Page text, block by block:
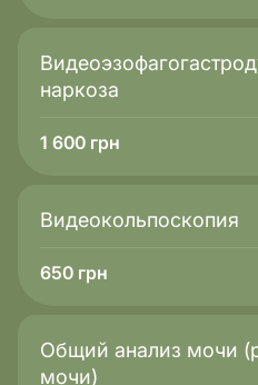
Защита сосудов,
Показатель
Что означает
На что влияет
атеросклероза
наркоза
1 600 грн
Видеокольпоскопия
650 грн
Общий анализ мочи
мочи)